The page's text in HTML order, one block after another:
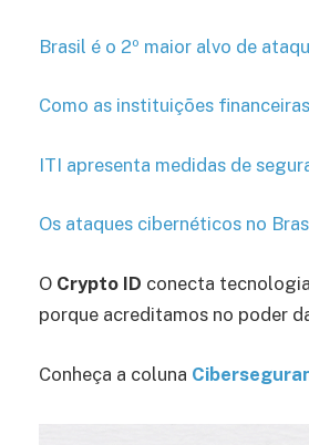
Brasil é o 2º maior alvo de
Como as instituições
ITI apresenta medidas de
Os ataques cibernéticos no
O Crypto ID conecta
porque acreditamos no poder
Conheça a coluna